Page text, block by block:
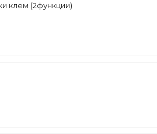
клем (2функции)